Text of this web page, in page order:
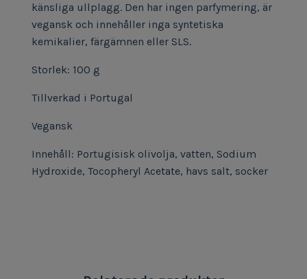
känsliga ullplagg. Den har ingen parfymering, är
vegansk och innehåller inga syntetiska
kemikalier, färgämnen eller SLS.
Storlek: 100 g
Tillverkad i Portugal
Vegansk
Innehåll: Portugisisk olivolja, vatten, Sodium
Hydroxide, Tocopheryl Acetate, havs salt, socker